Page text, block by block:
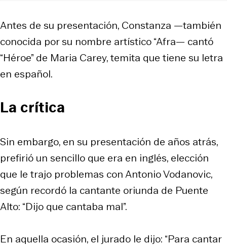
Antes de su presentación, Constanza —también
conocida por su nombre artístico “Afra— cantó
“Héroe” de Maria Carey, temita que tiene su letra
en español.
La crítica
Sin embargo, en su presentación de años atrás,
prefirió un sencillo que era en inglés, elección
que le trajo problemas con Antonio Vodanovic,
según recordó la cantante oriunda de Puente
Alto: “Dijo que cantaba mal”.
En aquella ocasión, el jurado le dijo: “Para cantar